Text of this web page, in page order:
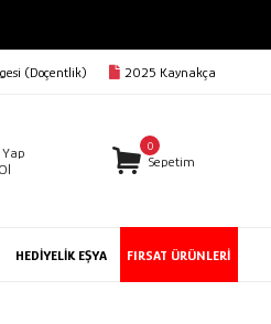
(Doçentlik) 2025 Kaynakça
0
Sepetim
HEDİYELİK EŞYA FIRSAT ÜRÜNLERİ